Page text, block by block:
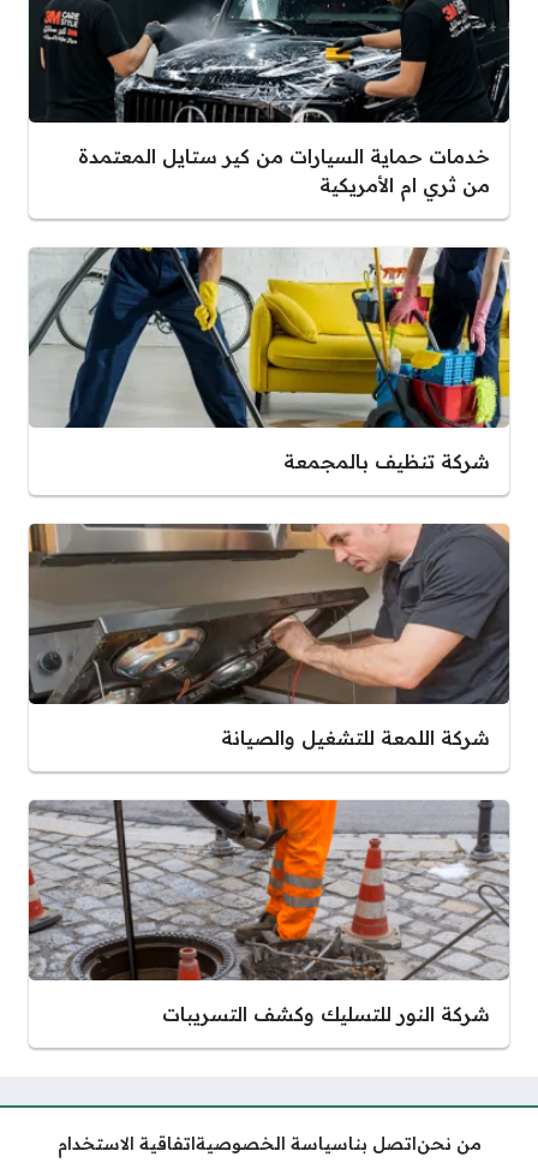
خدمات حماية السيارات من كير ستايل المعتمدة
من ثري ام الأمريكية
شركة تنظيف بالمجمعة
شركة اللمعة للتشغيل والصيانة
شركة النور للتسليك وكشف التسريبات
من نحناتصل بناسياسة الخصوصيةاتفاقية الاستخدام